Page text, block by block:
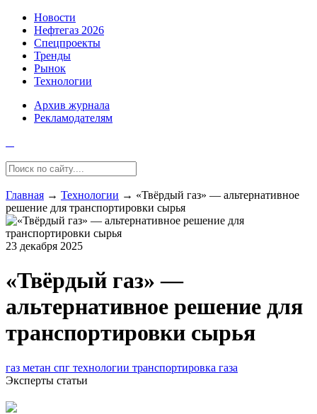
Новости
Нефтегаз 2026
Спецпроекты
Тренды
Рынок
Технологии
Архив журнала
Рекламодателям
Главная → Технологии → «Твёрдый газ» — альтернативное
решение для транспортировки сырья
23 декабря 2025
«Твёрдый газ» —
альтернативное решение для
транспортировки сырья
газ метан спг технологии транспортировка газа
Эксперты статьи